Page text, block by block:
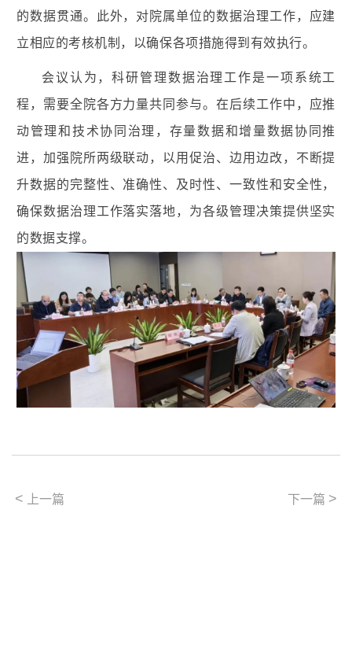
的数据贯通。此外，对院属单位的数据治理工作，应建
立相应的考核机制，以确保各项措施得到有效执行。
会议认为，科研管理数据治理工作是一项系统工
程，需要全院各方力量共同参与。在后续工作中，应推
动管理和技术协同治理，存量数据和增量数据协同推
进，加强院所两级联动，以用促治、边用边改，不断提
升数据的完整性、准确性、及时性、一致性和安全性，
确保数据治理工作落实落地，为各级管理决策提供坚实
的数据支撑。
< 上一篇 下一篇 >